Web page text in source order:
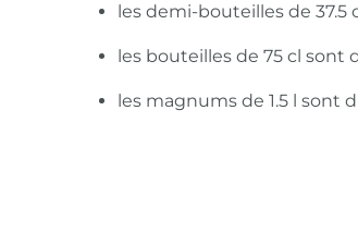
les demi-bouteilles de 37.5
les bouteilles de 75 cl sont
les magnums de 1.5 l sont